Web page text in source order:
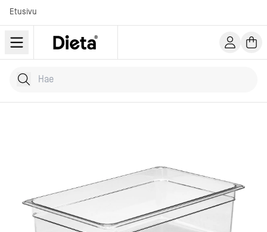
Etusivu
Hae tuotteita
Kirjoita hakusana...